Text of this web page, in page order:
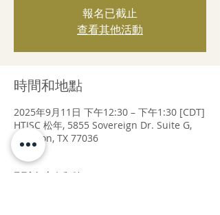
報名已截止
查看其他活動
時間和地點
2025年9月11日 下午12:30 – 下午1:30 [CDT]
HTISC 松年, 5855 Sovereign Dr. Suite G,
Houston, TX 77036
關於本活動